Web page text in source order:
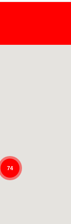
74